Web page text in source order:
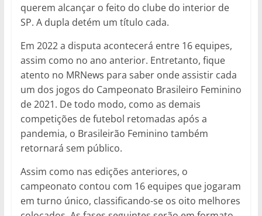
querem alcançar o feito do clube do interior de
SP. A dupla detém um título cada.
Em 2022 a disputa acontecerá entre 16 equipes,
assim como no ano anterior. Entretanto, fique
atento no MRNews para saber onde assistir cada
um dos jogos do Campeonato Brasileiro Feminino
de 2021. De todo modo, como as demais
competições de futebol retomadas após a
pandemia, o Brasileirão Feminino também
retornará sem público.
Assim como nas edições anteriores, o
campeonato contou com 16 equipes que jogaram
em turno único, classificando-se os oito melhores